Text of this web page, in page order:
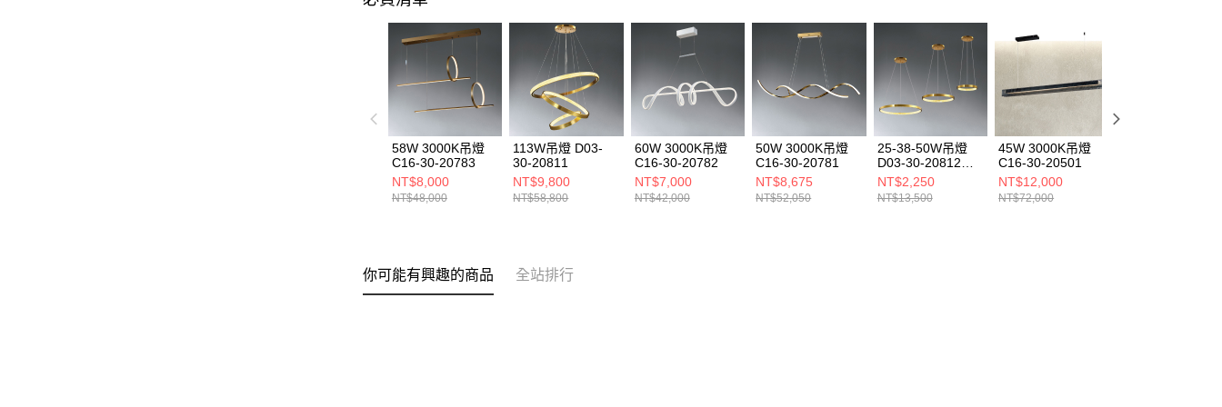
58W 3000K吊燈
C16-30-20783
NT$8,000
NT$48,000
113W吊燈 D03-
30-20811
NT$9,800
NT$58,800
60W 3000K吊燈
C16-30-20782
NT$7,000
NT$42,000
50W 3000K吊燈
C16-30-20781
NT$8,675
NT$52,050
25-38-50W吊燈
D03-30-20812
20813 20814
NT$2,250
NT$13,500
45W 3000K吊燈
C16-30-20501
NT$12,000
NT$72,000
你可能有興趣的商品 全站排行